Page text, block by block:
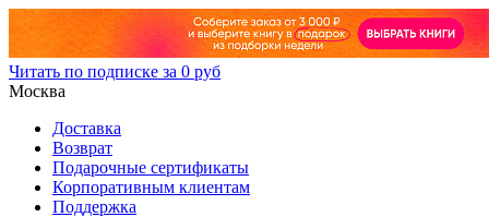
Читать по подписке за 0 руб
Москва
Доставка
Возврат
Подарочные сертификаты
Корпоративным клиентам
Поддержка